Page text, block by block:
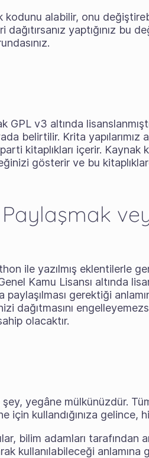
kodunu alabilir, onu
dağıtırsanız yaptığınız
GPL v3 altında
belirtilir. Krita
kitaplıkları içerir.
gösterir ve bu
Paylaşmak
ile yazılmış eklentilerle
Kamu Lisansı altında
paylaşılması gerektiği
dağıtmasını
olacaktır.
şey, yegâne mülkünüzdür.
için kullandığınıza gelince,
bilim adamları
kullanılabileceği anlamına